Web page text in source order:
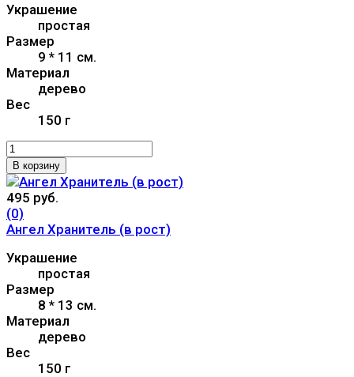
Украшение
простая
Размер
9 * 11 см.
Материал
дерево
Вес
150 г
В корзину
495 руб.
(0)
Ангел Хранитель (в рост)
Украшение
простая
Размер
8 * 13 см.
Материал
дерево
Вес
150 г